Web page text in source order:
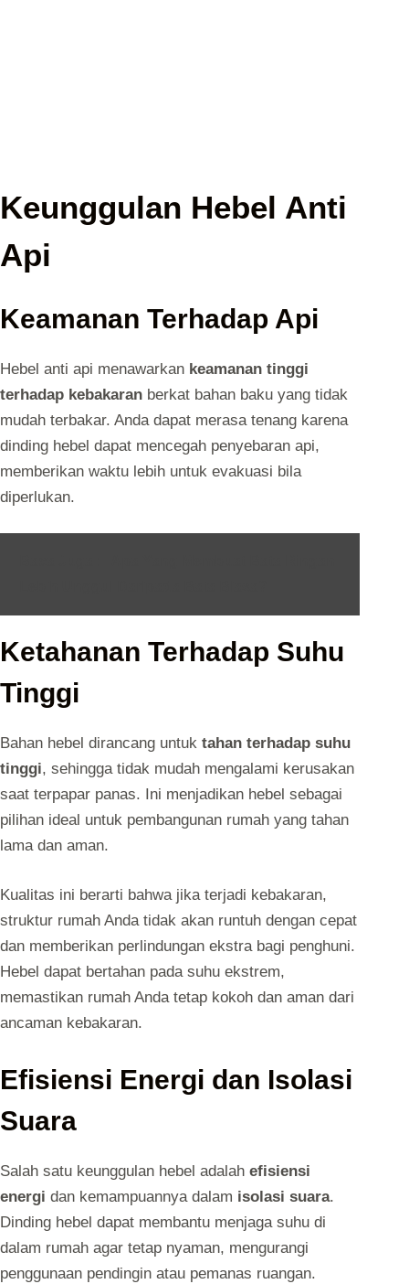
Keunggulan Hebel Anti
Api
Keamanan Terhadap Api
Hebel anti api menawarkan keamanan tinggi
terhadap kebakaran berkat bahan baku yang tidak
mudah terbakar. Anda dapat merasa tenang karena
dinding hebel dapat mencegah penyebaran api,
memberikan waktu lebih untuk evakuasi bila
diperlukan.
Ketahanan Terhadap Suhu
Tinggi
Bahan hebel dirancang untuk tahan terhadap suhu
tinggi, sehingga tidak mudah mengalami kerusakan
saat terpapar panas. Ini menjadikan hebel sebagai
pilihan ideal untuk pembangunan rumah yang tahan
lama dan aman.
Kualitas ini berarti bahwa jika terjadi kebakaran,
struktur rumah Anda tidak akan runtuh dengan cepat
dan memberikan perlindungan ekstra bagi penghuni.
Hebel dapat bertahan pada suhu ekstrem,
memastikan rumah Anda tetap kokoh dan aman dari
ancaman kebakaran.
Efisiensi Energi dan Isolasi
Suara
Salah satu keunggulan hebel adalah efisiensi
energi dan kemampuannya dalam isolasi suara.
Dinding hebel dapat membantu menjaga suhu di
dalam rumah agar tetap nyaman, mengurangi
penggunaan pendingin atau pemanas ruangan.